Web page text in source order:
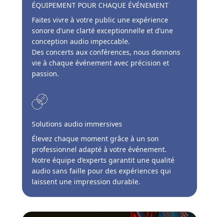
ÉQUIPEMENT POUR CHAQUE ÉVÉNEMENT
Faites vivre à votre public une expérience
sonore d’une clarté exceptionnelle et d’une
conception audio impeccable.
Des concerts aux conférences, nous donnons
vie à chaque événement avec précision et
passion.
Solutions audio immersives
Élevez chaque moment grâce à un son
professionnel adapté à votre événement.
Notre équipe d’experts garantit une qualité
audio sans faille pour des expériences qui
laissent une impression durable.